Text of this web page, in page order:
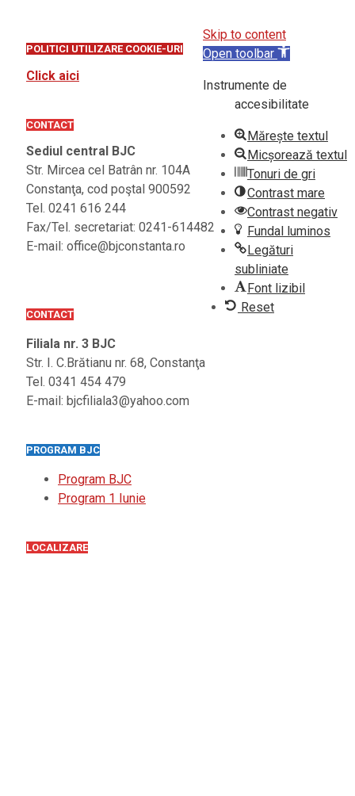
POLITICI UTILIZARE COOKIE-URI
Click aici
CONTACT
Sediul central BJC
Str. Mircea cel Batrân nr. 104A
Constanţa, cod poştal 900592
Tel. 0241 616 244
Fax/Tel. secretariat: 0241-614482
E-mail: office@bjconstanta.ro
CONTACT
Filiala nr. 3 BJC
Str. I. C.Brătianu nr. 68, Constanţa
Tel. 0341 454 479
E-mail: bjcfiliala3@yahoo.com
PROGRAM BJC
Program BJC
Program 1 Iunie
LOCALIZARE
Skip to content
Open toolbar
Instrumente de
accesibilitate
Mărește textul
Micșorează textul
Tonuri de gri
Contrast mare
Contrast negativ
Fundal luminos
Legături
subliniate
Font lizibil
Reset